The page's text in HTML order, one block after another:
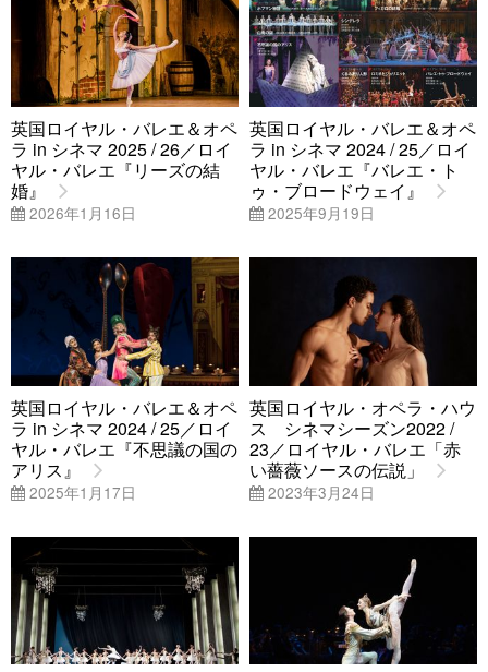
英国ロイヤル・バレエ＆オペ
ラ in シネマ 2025 / 26／ロイ
ヤル・バレエ『リーズの結
婚』
2026年1月16日
英国ロイヤル・バレエ＆オペ
ラ in シネマ 2024 / 25／ロイ
ヤル・バレエ『バレエ・ト
ゥ・ブロードウェイ』
2025年9月19日
英国ロイヤル・バレエ＆オペ
ラ in シネマ 2024 / 25／ロイ
ヤル・バレエ『不思議の国の
アリス』
2025年1月17日
英国ロイヤル・オペラ・ハウ
ス シネマシーズン2022 /
23／ロイヤル・バレエ「赤
い薔薇ソースの伝説」
2023年3月24日